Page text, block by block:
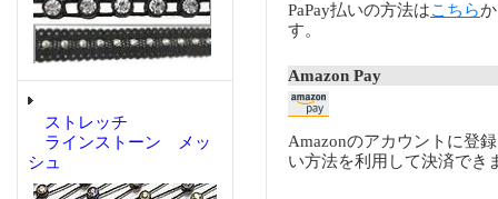
ストレッチ
ラインストーン メッ
シュ
PaPay払いの方法はこちら
す。
Amazon Pay
Amazonのアカウントに登
い方法を利用して決済でき